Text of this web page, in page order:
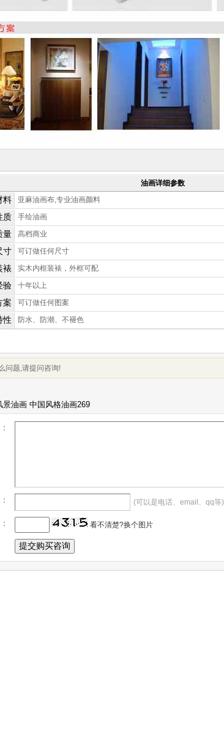
油画详细参数
料 亚麻油画布,专业油画颜料
质 手绘油画
量 高档商业
寸 可订做任何尺寸
裱 实木内框装裱，外框可配
验 十年以上
案 可订做任何图案
性 防水、防潮、不褪色
问题,请提问咨询!
(可以是电话、email、qq等)
看不清楚?换个图片